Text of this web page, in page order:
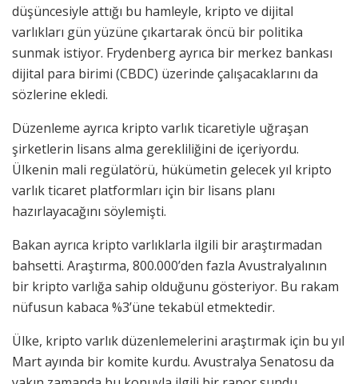
düşüncesiyle attığı bu hamleyle, kripto ve dijital
varlıkları gün yüzüne çıkartarak öncü bir politika
sunmak istiyor. Frydenberg ayrıca bir merkez bankası
dijital para birimi (CBDC) üzerinde çalışacaklarını da
sözlerine ekledi.
Düzenleme ayrıca kripto varlık ticaretiyle uğraşan
şirketlerin lisans alma gerekliliğini de içeriyordu.
Ülkenin mali regülatörü, hükümetin gelecek yıl kripto
varlık ticaret platformları için bir lisans planı
hazırlayacağını söylemişti.
Bakan ayrıca kripto varlıklarla ilgili bir araştırmadan
bahsetti. Araştırma, 800.000’den fazla Avustralyalının
bir kripto varlığa sahip olduğunu gösteriyor. Bu rakam
nüfusun kabaca %3’üne tekabül etmektedir.
Ülke, kripto varlık düzenlemelerini araştırmak için bu yıl
Mart ayında bir komite kurdu. Avustralya Senatosu da